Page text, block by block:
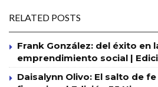
RELATED POSTS
Frank González: del éxito en
emprendimiento social |
Daisalynn Olivo: El salto de